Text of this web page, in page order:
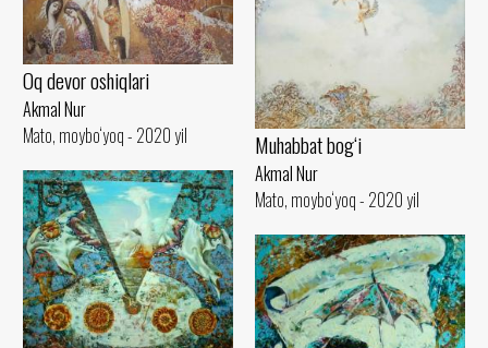
Muhabbat bog‘i
Akmal Nur
Mato, moybo‘yoq - 2020 yil
Oq devor oshiqlari
Akmal Nur
Mato, moybo‘yoq - 2020 yil